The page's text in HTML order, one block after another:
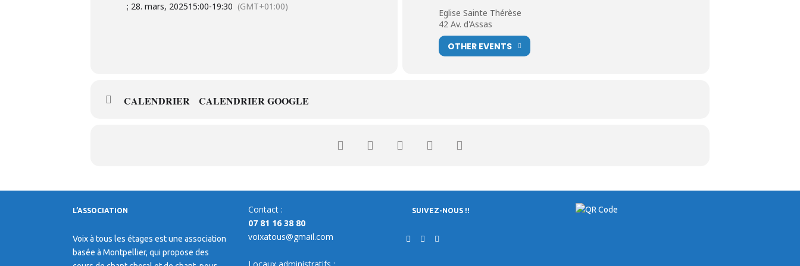
; 28. mars, 202515:00-19:30 (GMT+01:00)
Eglise Sainte Thérèse
42 Av. d'Assas
OTHER EVENTS
CALENDRIER CALENDRIER GOOGLE
L’ASSOCIATION
Voix à tous les étages est une association
basée à Montpellier, qui propose des
Contact :
07 81 16 38 80
voixatous@gmail.com
SUIVEZ-NOUS !!